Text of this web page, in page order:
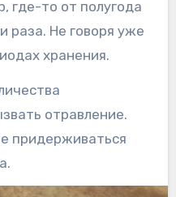
где-то от полугода
раза. Не говоря уже
хранения.
отравление.
придерживаться